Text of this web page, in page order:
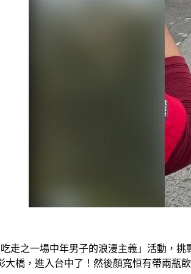
走之一場中年男子的浪漫主義」活動，
大橋，進入台中了！然後顏寬恒有帶兩瓶